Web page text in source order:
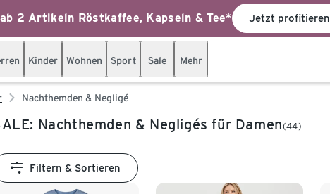
2 Artikeln Röstkaffee, Kapseln & Tee* Jetzt profitieren
Kinder Wohnen Sport Sale Mehr
Nachthemden & Negligé
Nachthemden & Negligés für Damen(44)
Filtern & Sortieren